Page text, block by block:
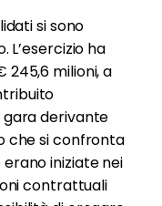
si sono
L’esercizio ha
milioni, a
gara derivante
che si confronta
iniziate nei
contrattuali